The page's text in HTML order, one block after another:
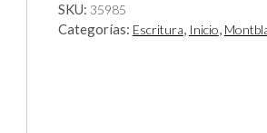
SKU: 35985
Categorías: Escritura, Inicio,